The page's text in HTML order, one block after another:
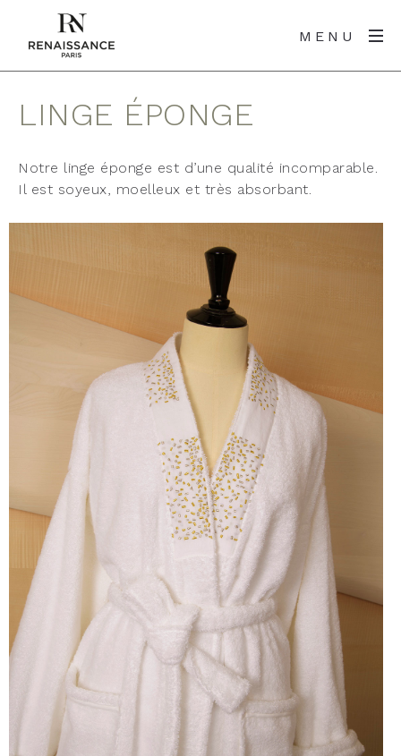
MENU
LINGE ÉPONGE
Notre linge éponge est d’une qualité incomparable.
Il est soyeux, moelleux et très absorbant.